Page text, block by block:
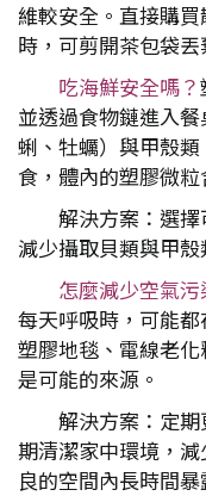
維較安全。直接購
時，可剪開茶包袋
吃海鮮安全嗎？
並透過食物鏈進入
蜊、牡蠣）與甲殼
食，體內的塑膠微粒
解決方案：選
減少攝取貝類與甲
怎麼減少空氣污
每天呼吸時，可能
塑膠地毯、電線老
是可能的來源。
解決方案：定
期清潔家中環境，
良的空間內長時間